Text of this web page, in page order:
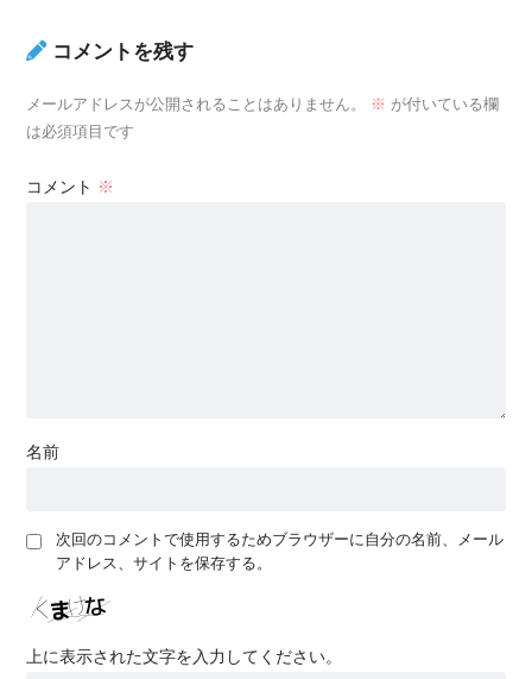
コメントを残す
メールアドレスが公開されることはありません。 ※ が付いている欄
は必須項目です
コメント ※
名前
次回のコメントで使用するためブラウザーに自分の名前、メール
アドレス、サイトを保存する。
上に表示された文字を入力してください。